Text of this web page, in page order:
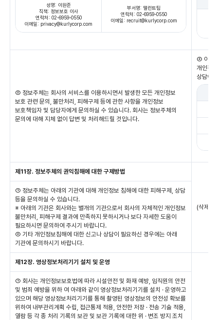
성명: 이원준
직책: 정보보호 이사
연락처: 02-6959-0550
이메일: privacy@kurlycorp.com
부서명: 탤런트팀
연락처: 02-6959-0550
이메일: recruit@kurlycorp.com
② 정보주체는 회사의 서비스를 이용하시면서 발생한 모든 개인정보
보호 관련 문의, 불만처리, 피해구제 등에 관한 사항을 개인정보
보호책임자 및 담당자에게 문의하실 수 있습니다. 회사는 정보주체의
문의에 대해 지체 없이 답변 및 처리해드릴 것입니다.
② 이용
개인정
상담에
제11장. 정보주체의 권익침해에 대한 구제방법
(삭제)
① 정보주체는 아래의 기관에 대해 개인정보 침해에 대한 피해구제, 상담
등을 문의하실 수 있습니다.
※ 아래의 기관은 회사와는 별개의 기관으로서 회사의 자체적인 개인정보
불만처리, 피해구제 결과에 만족하지 못하시거나 보다 자세한 도움이
필요하시면 문의하여 주시기 바랍니다.
② 기타 개인정보침해에 대한 신고나 상담이 필요하신 경우에는 아래
기관에 문의하시기 바랍니다.
제12장. 영상정보처리기기 설치 및 운영
① 회사는 개인정보보호법에 따라 시설안전 및 화재 예방, 임직원의 안전
및 범죄 예방을 위하 여 아래와 같이 영상정보처리기기를 설치 · 운영하고
있으며 해당 영상정보처리기기를 통해 촬영된 영상정보의 안전성 확보를
위하여 내부관리계획 수립, 접근통제 적용, 안전한 저장 · 전송 기술 적용,
열람 등 각 종 처리 기록의 보관 및 보관 기록에 대한 위 · 변조 방지 조치